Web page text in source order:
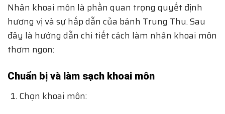
Nhân khoai môn là phần quan trọng quyết định
hương vị và sự hấp dẫn của bánh Trung Thu. Sau
đây là hướng dẫn chi tiết cách làm nhân khoai môn
thơm ngon:
Chuẩn bị và làm sạch khoai môn
Chọn khoai môn: